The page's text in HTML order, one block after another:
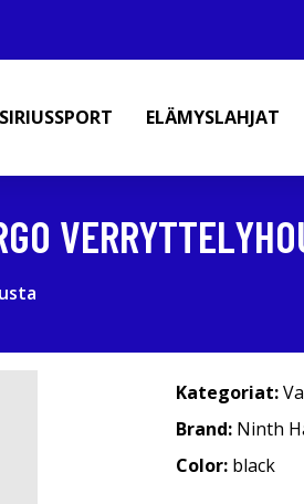
SIRIUSSPORT ELÄMYSLAHJAT
Kategoriat:
Brand: Ninth
Color: black